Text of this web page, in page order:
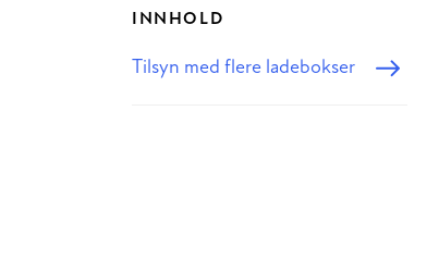
INNHOLD
Tilsyn med flere ladebokser